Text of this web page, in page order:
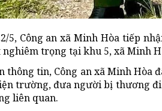
5, Công an xã Minh Hòa tiếp
trọng tại khu 5, xã Minh
thông tin, Công an xã Minh
trường, đưa người bị thương
liên quan.